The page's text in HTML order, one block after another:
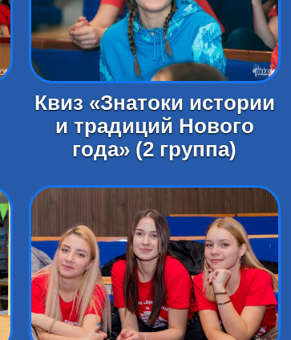
Квиз «Знатоки истории
и традиций Нового
года» (2 группа)